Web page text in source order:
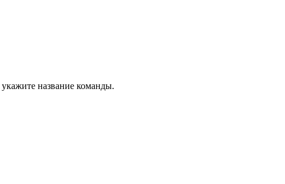
укажите название команды.